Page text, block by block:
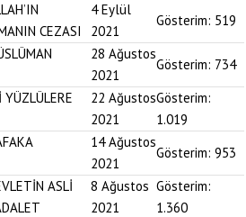
CEZASI
4 Eylül
2021
Gösterim: 519
28 Ağustos
2021
Gösterim: 734
22 Ağustos
2021
Gösterim:
1.019
14 Ağustos
2021
Gösterim: 953
ASLİ
8 Ağustos
2021
Gösterim:
1.360